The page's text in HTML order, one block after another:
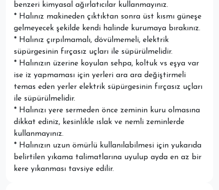
benzeri kimyasal ağırlatıcılar kullanmayınız.
* Halınız makineden çıktıktan sonra üst kısmı güneşe
gelmeyecek şekilde kendi halinde kurumaya bırakınız.
* Halınız çırpılmamalı, dövülmemeli, elektrik
süpürgesinin fırçasız uçları ile süpürülmelidir.
* Halınızın üzerine koyulan sehpa, koltuk vs eşya var
ise iz yapmaması için yerleri ara ara değiştirmeli
temas eden yerler elektrik süpürgesinin fırçasız uçları
ile süpürülmelidir.
* Halınızı yere sermeden önce zeminin kuru olmasına
dikkat ediniz, kesinlikle ıslak ve nemli zeminlerde
kullanmayınız.
* Halınızın uzun ömürlü kullanılabilmesi için yukarıda
belirtilen yıkama talimatlarına uyulup ayda en az bir
kere yıkanması tavsiye edilir.